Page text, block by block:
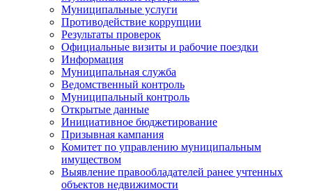
Муниципальные услуги
Противодействие коррупции
Результаты проверок
Официальные визиты и рабочие поездки
Информация
Муниципальная служба
Ведомственный контроль
Муниципальный контроль
Открытые данные
Инициативное бюджетирование
Призывная кампания
Комитет по управлению муниципальным
имуществом
Выявление правообладателей ранее учтенных
объектов недвижимости